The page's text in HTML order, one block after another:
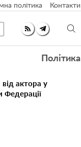
політика Контакти
Політика
актора у
Федерації